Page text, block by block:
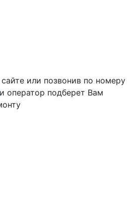
или позвонив по номеру
оператор подберет Вам